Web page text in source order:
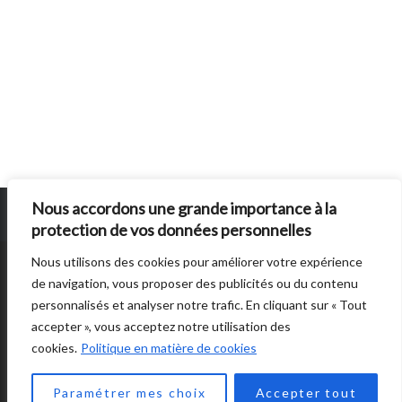
Nous accordons une grande importance à la
protection de vos données personnelles
Nous utilisons des cookies pour améliorer votre expérience
de navigation, vous proposer des publicités ou du contenu
personnalisés et analyser notre trafic. En cliquant sur « Tout
accepter », vous acceptez notre utilisation des
cookies. Politique en matière de cookies
Paramétrer mes choix Accepter tout
SUN BURNS OUT EST UN SITE ÉDITE PAR AUTRES DIRECTIONS . © 2014 -
2026 -
POLITIQUE DE CONFIDENTIALITÉ
BACK TO TOP